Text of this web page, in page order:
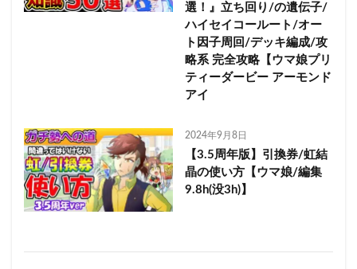
選！』立ち回り/の遺伝子/
ハイセイコールート/オー
ト因子周回/デッキ編成/攻
略系 完全攻略【ウマ娘プリ
ティーダービー アーモンド
アイ
2024年9月8日
【3.5周年版】引換券/虹結
晶の使い方【ウマ娘/編集
9.8h(没3h)】